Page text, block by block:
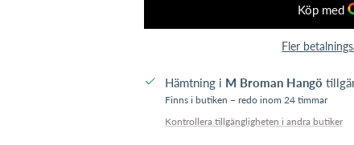
Fler
Hämtning i M Broman Hangö
Finns i butiken – redo inom 24 timmar
Kontrollera tillgängligheten i andra butiker